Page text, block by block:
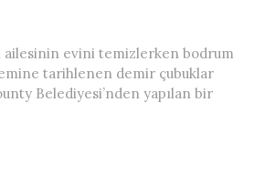
ailesinin evini temizlerken bodrum
tarihlenen demir çubuklar
Belediyesi’nden yapılan bir